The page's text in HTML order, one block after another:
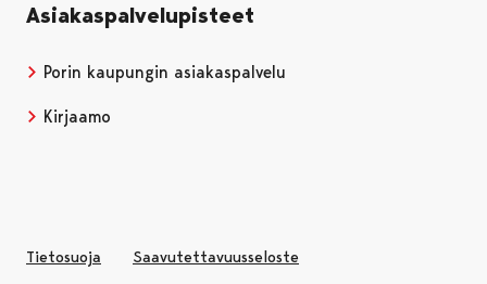
Asiakaspalvelupisteet
Porin kaupungin asiakaspalvelu
Kirjaamo
Tietosuoja Saavutettavuusseloste